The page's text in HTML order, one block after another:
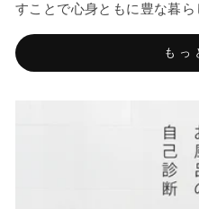
すことで心身ともに豊な暮ら
もっ